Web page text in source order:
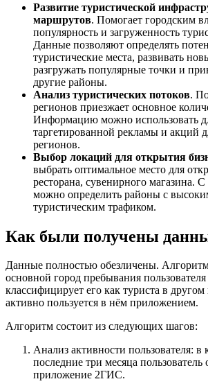
Развитие туристической
маршрутов. Помогает городским
популярность и загруженность
Данные позволяют определять
туристические места, развивать
разгружать популярные точки и
другие районы.
Анализ туристических потоков.
регионов приезжает основное
Информацию можно использовать
таргетированной рекламы и акций
регионов.
Выбор локаций для открытия
выбрать оптимальное место для
ресторана, сувенирного магазина.
можно определить районы с
туристическим трафиком.
Как были получены
Данные полностью обезличены.
основной город пребывания пользователя
классифицирует его как туриста в другом
активно пользуется в нём приложением.
Алгоритм состоит из следующих шагов:
Анализ активности пользователя: в
последние три месяца пользователь
приложение 2ГИС.